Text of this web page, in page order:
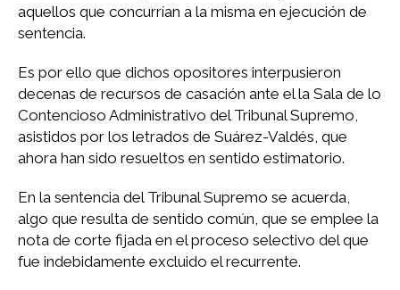
aquellos que concurrían a la misma en ejecución de
sentencia.
Es por ello que dichos opositores interpusieron
decenas de recursos de casación ante el la Sala de lo
Contencioso Administrativo del Tribunal Supremo,
asistidos por los letrados de Suárez-Valdés, que
ahora han sido resueltos en sentido estimatorio.
En la sentencia del Tribunal Supremo se acuerda,
algo que resulta de sentido común, que se emplee la
nota de corte fijada en el proceso selectivo del que
fue indebidamente excluido el recurrente.